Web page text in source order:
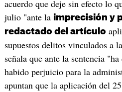
acuerdo que deje sin efecto lo
julio "ante la imprecisión y
redactado del artículo
supuestos delitos vinculados a
señala que ante la sentencia
habido perjuicio para la
apuntan que la aplicación del